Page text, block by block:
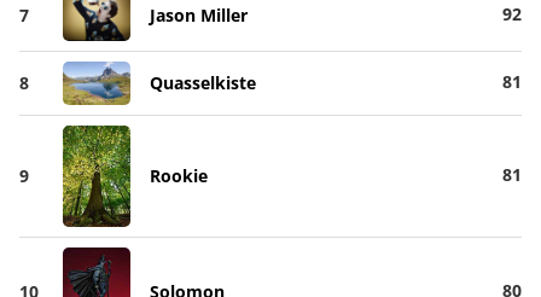
7 Jason Miller 92
8 Quasselkiste 81
9 Rookie 81
10 Solomon 80